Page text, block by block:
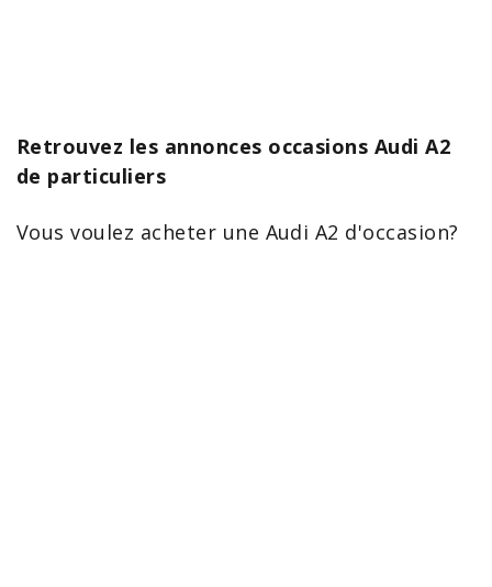
Retrouvez les annonces occasions Audi A2
de particuliers
Vous voulez acheter une Audi A2 d'occasion?